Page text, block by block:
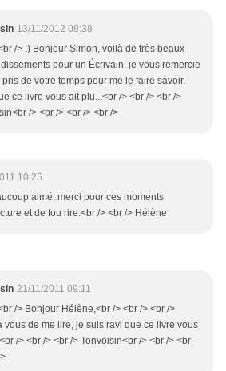
13/11/2012 08:38
/> :) Bonjour Simon, voilà de très beaux
pour un Écrivain, je vous remercie
pris de votre temps pour me le faire savoir.
ce livre vous ait plu...<br /> <br /> <br />
/> <br /> <br /> <br />
10:25
aimé, merci pour ces moments
et de fou rire.<br /> <br /> Hélène
21/11/2011 09:11
/> Bonjour Hélène,<br /> <br /> <br />
vous de me lire, je suis ravi que ce livre vous
/> <br /> <br /> Tonvoisin<br /> <br /> <br